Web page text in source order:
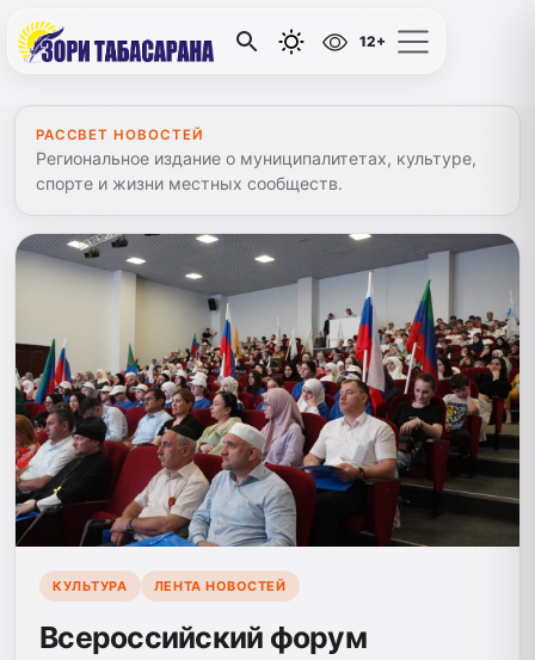
12+
РАССВЕТ НОВОСТЕЙ
Региональное издание о муниципалитетах, культуре,
спорте и жизни местных сообществ.
КУЛЬТУРА ЛЕНТА НОВОСТЕЙ
Всероссийский форум